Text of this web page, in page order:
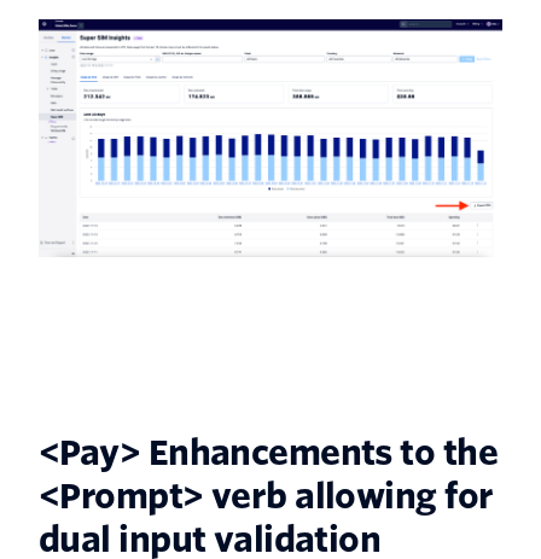
<Pay> Enhancements to the
<Prompt> verb allowing for
dual input validation